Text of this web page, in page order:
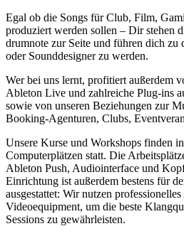
Egal ob die Songs für Club, Film,
produziert werden sollen – Dir stehen
drumnote zur Seite und führen dich
oder Sounddesigner zu werden.
Wer bei uns lernt, profitiert außerdem
Ableton Live und zahlreiche Plug-ins
sowie von unseren Beziehungen zur
Booking-Agenturen, Clubs,
Unsere Kurse und Workshops finden
Computerplätzen statt. Die
Ableton Push, Audiointerface und
Einrichtung ist außerdem bestens für
ausgestattet: Wir nutzen
Videoequipment, um die beste
Sessions zu gewährleisten.